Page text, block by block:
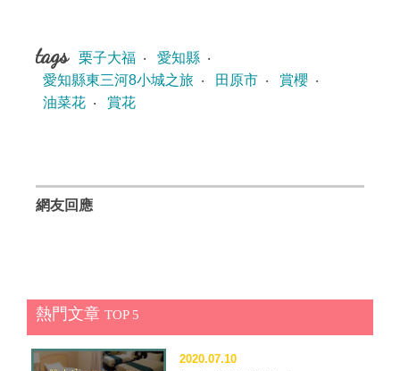
tags 栗子大福 ‧ 愛知縣 ‧
愛知縣東三河8小城之旅 ‧ 田原市 ‧ 賞櫻 ‧
油菜花 ‧ 賞花
網友回應
熱門文章 TOP 5
2020.07.10